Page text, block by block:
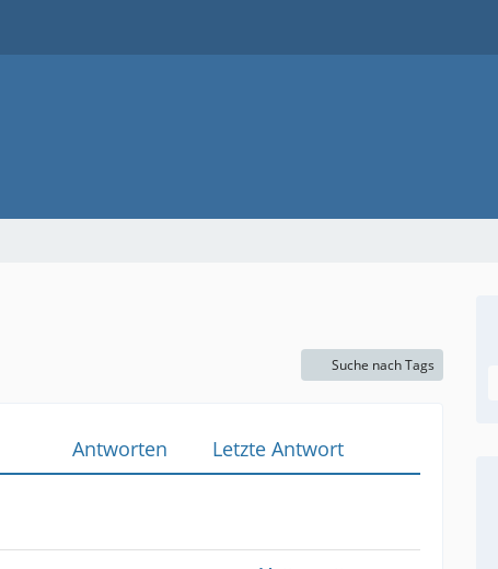
Suche nach Tags
Antworten Letzte Antwort